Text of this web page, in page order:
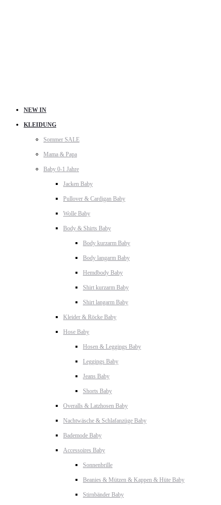
NEW IN
KLEIDUNG
Sommer SALE
Mama & Papa
Baby 0-1 Jahre
Jacken Baby
Pullover & Cardigan Baby
Wolle Baby
Body & Shirts Baby
Body kurzarm Baby
Body langarm Baby
Hemdbody Baby
Shirt kurzarm Baby
Shirt langarm Baby
Kleider & Röcke Baby
Hose Baby
Hosen & Leggings Baby
Leggings Baby
Jeans Baby
Shorts Baby
Overalls & Latzhosen Baby
Nachtwäsche & Schlafanzüge Baby
Bademode Baby
Accessoires Baby
Sonnenbrille
Beanies & Mützen & Kappen & Hüte Baby
Stirnbänder Baby